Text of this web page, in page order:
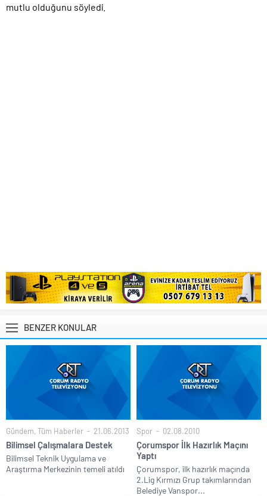
mutlu olduğunu söyledi.
BENZER KONULAR
Gündem, Tüm Haberler 21.06.2013
Bilimsel Çalışmalara Destek
Bilimsel Teknik Uygulama ve
Araştırma Merkezinin temeli atıldı
Spor 02.08.2010
Çorumspor İlk Hazırlık Maçını
Yaptı
Çorumspor, ilk hazırlık maçında
2.Lig Kırmızı Grup takımlarından
Belediye Vanspor...